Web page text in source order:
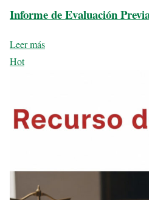
Informe de Evaluación
Leer más
Hot